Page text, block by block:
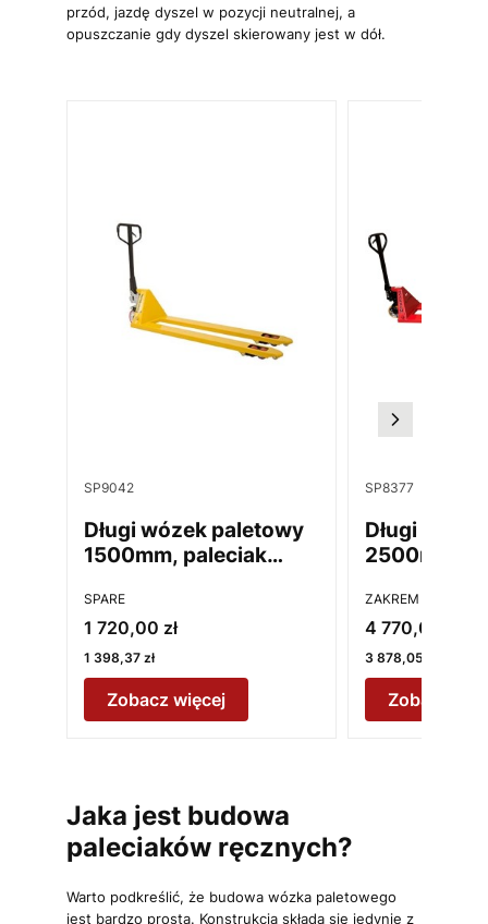
przód, jazdę dyszel w pozycji neutralnej, a
opuszczanie gdy dyszel skierowany jest w dół.
Kod produktu
SP9042
Długi wózek paletowy
1500mm, paleciak
PRODUCENT
SPARE
Cena promocyjna
1 720,00 zł
Cena
1 398,37 zł
Zobacz więcej
Kod produktu
SP8377
Długi
2500mm
PRODUCENT
ZAKREM
Cena
4 770,00 zł
Cena
3 878,05 zł
Zobacz
Jaka jest budowa
paleciaków ręcznych?
Warto podkreślić, że budowa wózka paletowego
jest bardzo prosta. Konstrukcja składa się jedynie z